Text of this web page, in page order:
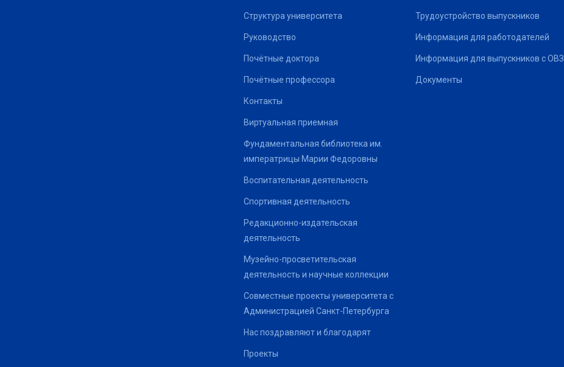
Структура университета
Руководство
Почётные доктора
Почётные профессора
Контакты
Виртуальная приемная
Фундаментальная библиотека им.
императрицы Марии Федоровны
Воспитательная деятельность
Спортивная деятельность
Редакционно-издательская
деятельность
Музейно-просветительская
деятельность и научные коллекции
Совместные проекты университета с
Администрацией Санкт-Петербурга
Нас поздравляют и благодарят
Проекты
Трудоустройство выпускников
Информация для работодателей
Информация для выпускников с ОВЗ
Документы